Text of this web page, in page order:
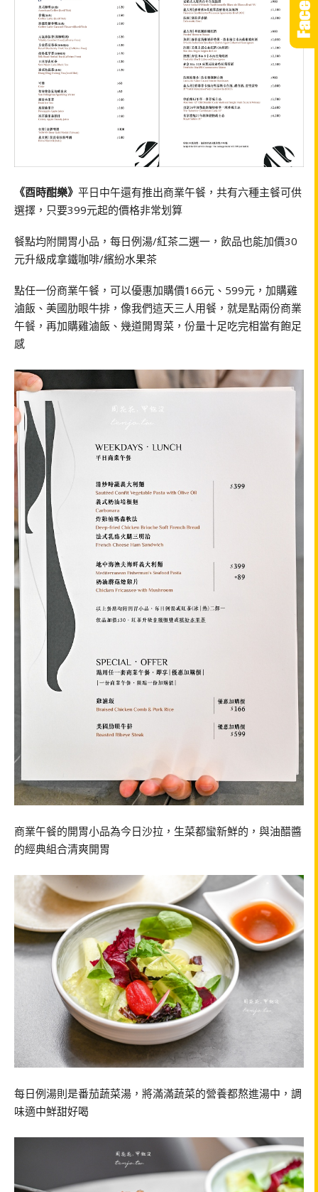
《酉時酣樂》 平日中午還有推出商業午餐，共有六種主餐可供
選擇，只要399元起的價格非常划算
餐點均附開胃小品，每日例湯/紅茶二選一，飲品也能加價30
元升級成拿鐵咖啡/繽紛水果茶
點任一份商業午餐，可以優惠加購價166元、599元，加購雞
滷飯、美國肋眼牛排，像我們這天三人用餐，就是點兩份商業
午餐，再加購雞滷飯、幾道開胃菜，份量十足吃完相當有飽足
感
商業午餐的開胃小品為今日沙拉，生菜都蠻新鮮的，與油醋醬
的經典組合清爽開胃
每日例湯則是番茄蔬菜湯，將滿滿蔬菜的營養都熬進湯中，調
味適中鮮甜好喝